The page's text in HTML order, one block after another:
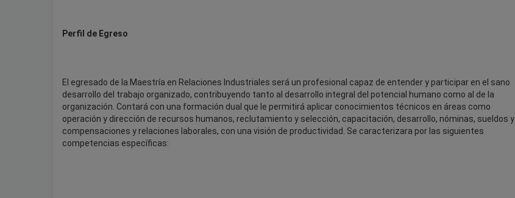
Perfil de Egreso
El egresado de la Maestría en Relaciones Industriales será un profesional capaz de entender y participar en el sano
desarrollo del trabajo organizado, contribuyendo tanto al desarrollo integral del potencial humano como al de la
organización. Contará con una formación dual que le permitirá aplicar conocimientos técnicos en áreas como
operación y dirección de recursos humanos, reclutamiento y selección, capacitación, desarrollo, nóminas, sueldos y
compensaciones y relaciones laborales, con una visión de productividad. Se caracterizara por las siguientes
competencias específicas: